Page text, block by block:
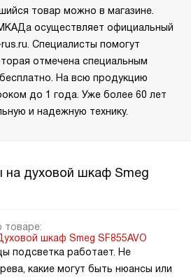
товар можно в магазине.
осуществляет официальный
Специалисты помогут
отмечена специальным
На всю продукцию
до 1 года. Уже более 60 лет
и надежную технику.
на духовой шкаф Smeg
товаре:
шкаф Smeg SF855AVO
подсветка работает. Не
какие могут быть нюансы или